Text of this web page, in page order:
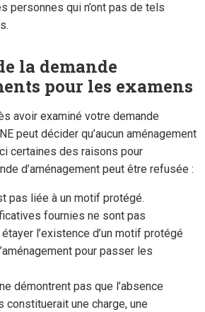
personnes qui n’ont pas de tels
la demande
pour les examens
avoir examiné votre demande
peut décider qu’aucun aménagement
certaines des raisons pour
d’aménagement peut être refusée :
pas liée à un motif protégé.
fournies ne sont pas
l’existence d’un motif protégé
pour passer les
démontrent pas que l’absence
constituerait une charge, une